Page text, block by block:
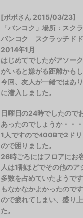
[ポポさん 2015/03/23]
「バンコク」場所：ス
バンコク スクラッチド
2014年1月
はじめてでしたがアソー
がいると嫌がる距離かもし
今回、友人が一緒ではあ
に潜入しました。
日曜日の24時でしたので
あったのでしょうか・・・
1人ですので400Bで2ド
ので困りました。
26時ごろにはフロアにお
人は1割ほどでその他のア
多数を占めていたようで
もなかなかよかったので
ので疲れてしまい、盛り
た。